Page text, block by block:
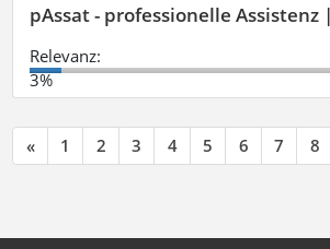
pAssat - professionelle Assistenz
Relevanz:
3%
« 1 2 3 4 5 6 7 8